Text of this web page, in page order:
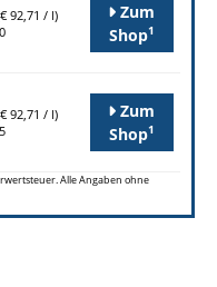
92,71 / l)
Zum
Shop1
92,71 / l)
Zum
Shop1
Alle Angaben ohne